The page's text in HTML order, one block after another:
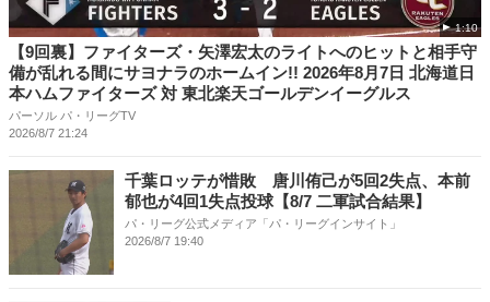
1:10
【9回裏】ファイターズ・矢澤宏太のライトへのヒットと相手守
備が乱れる間にサヨナラのホームイン!! 2026年8月7日 北海道日
本ハムファイターズ 対 東北楽天ゴールデンイーグルス
パーソル パ・リーグTV
2026/8/7 21:24
千葉ロッテが惜敗 唐川侑己が5回2失点、本前
郁也が4回1失点投球【8/7 二軍試合結果】
パ・リーグ公式メディア「パ・リーグインサイト」
2026/8/7 19:40